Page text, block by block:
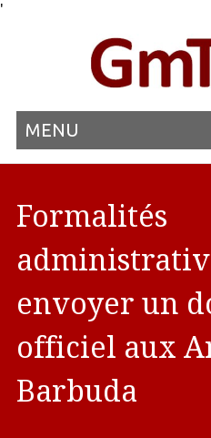
'
MENU
Formalités
envoyer un
officiel aux
Barbuda